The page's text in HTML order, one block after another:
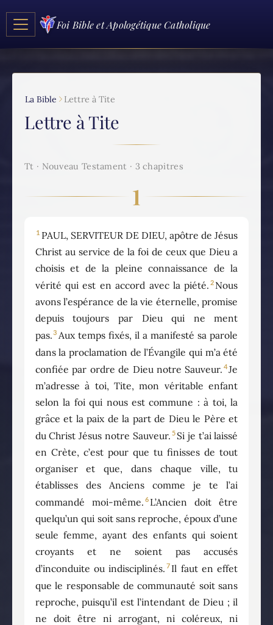
Foi Bible et Apologétique Catholique
La Bible Lettre à Tite
Lettre à Tite
Tt · Nouveau Testament · 3 chapitres
1
1 PAUL, SERVITEUR DE DIEU, apôtre de Jésus
Christ au service de la foi de ceux que Dieu a
choisis et de la pleine connaissance de la
vérité qui est en accord avec la piété. 2 Nous
avons l’espérance de la vie éternelle, promise
depuis toujours par Dieu qui ne ment
pas.3 Aux temps fixés, il a manifesté sa parole
dans la proclamation de l’Évangile qui m’a été
confiée par ordre de Dieu notre Sauveur. 4Je
m’adresse à toi, Tite, mon véritable enfant
selon la foi qui nous est commune : à toi, la
grâce et la paix de la part de Dieu le Père et
du Christ Jésus notre Sauveur. 5 Si je t’ai laissé
en Crète, c’est pour que tu finisses de tout
organiser et que, dans chaque ville, tu
établisses des Anciens comme je te l’ai
commandé moi-même. 6 L’Ancien doit être
quelqu’un qui soit sans reproche, époux d’une
seule femme, ayant des enfants qui soient
croyants et ne soient pas accusés
d’inconduite ou indisciplinés. 7 Il faut en effet
que le responsable de communauté soit sans
reproche, puisqu’il est l’intendant de Dieu ; il
ne doit être ni arrogant, ni coléreux, ni